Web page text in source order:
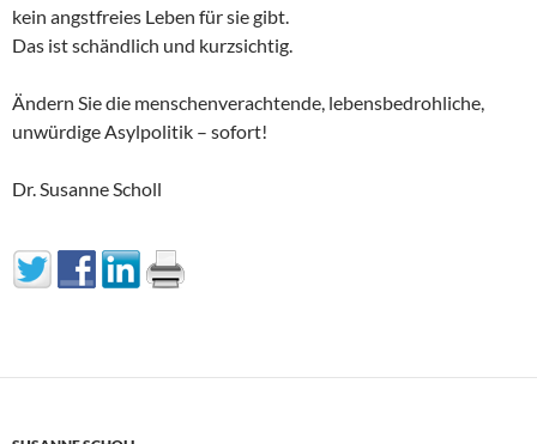
kein angstfreies Leben für sie gibt.
Das ist schändlich und kurzsichtig.
Ändern Sie die menschenverachtende, lebensbedrohliche,
unwürdige Asylpolitik – sofort!
Dr. Susanne Scholl